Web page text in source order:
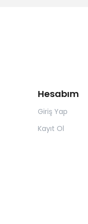
Hesabım
Giriş Yap
Kayıt Ol